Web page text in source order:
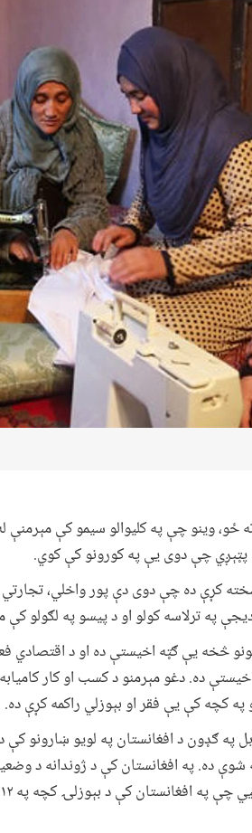
ځو، وینو چې په کلیوالو سیمو کې
چې دوی یې په کورونو کې کوي.
سخته کړې ده چې دوی دې پور واخلي،
په ترلاسه کولو او د پیسو په لګولو
څخه یې ګټه اخیستې ده او د اقتصادي
ده. دغو مېرمنو د کسب او کار
په کچه کې یې فقر او بېوزلي راکمه کړې ده.
په ګډون د افغانستان په لویو ښارونو کې
شوې ده. په افغانستان کې د ژوندانه د